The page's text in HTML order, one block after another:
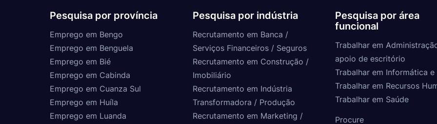
Pesquisa por província
Emprego em Bengo
Emprego em Benguela
Emprego em Bié
Emprego em Cabinda
Emprego em Cuanza Sul
Emprego em Huíla
Emprego em Luanda
Pesquisa por indústria
Recrutamento em Banca /
Serviços Financeiros / Seguros
Recrutamento em Construção /
Imobiliário
Recrutamento em Indústria
Transformadora / Produção
Recrutamento em Marketing /
Pesquisa por área
funcional
Trabalhar em
apoio de escritório
Trabalhar em Informática e
Trabalhar em Recursos
Trabalhar em Saúde
Procure